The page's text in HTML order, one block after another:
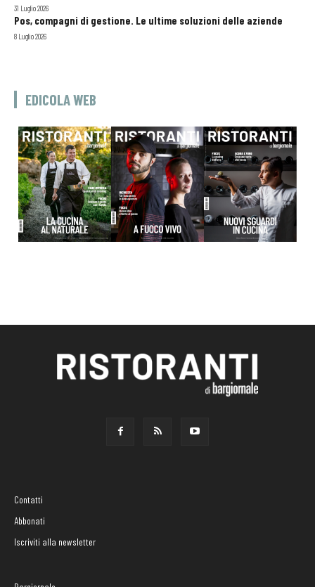
31 Luglio 2026
Pos, compagni di gestione. Le ultime soluzioni delle aziende
8 Luglio 2026
EDICOLA WEB
Contatti
Abbonati
Iscriviti alla newsletter